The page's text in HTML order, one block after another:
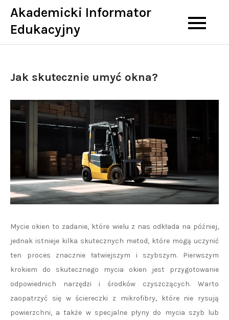
Skip
content
Akademicki Informator
Edukacyjny
Jak skutecznie umyć okna?
Mycie okien to zadanie, które wielu z nas odkłada na później,
jednak istnieje kilka skutecznych metod, które mogą uczynić
ten proces znacznie łatwiejszym i szybszym. Pierwszym
krokiem do skutecznego mycia okien jest przygotowanie
odpowiednich narzędzi i środków czyszczących. Warto
zaopatrzyć się w ściereczki z mikrofibry, które nie rysują
powierzchni, a także w specjalne płyny do mycia szyb lub